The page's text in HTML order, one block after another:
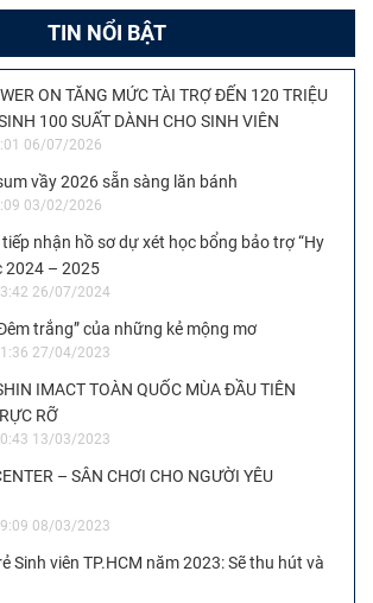
TIN NỔI BẬT
ON TĂNG MỨC TÀI TRỢ ĐẾN 120 TRIỆU
100 SUẤT DÀNH CHO SINH VIÊN
06/07/2026
vầy 2026 sẵn sàng lăn bánh
03/02/2026
nhận hồ sơ dự xét học bổng bảo trợ “Hy
2024 – 2025
26/07/2024
trắng” của những kẻ mộng mơ
27/04/2023
IMACT TOÀN QUỐC MÙA ĐẦU TIÊN
RỠ
13/03/2023
– SÂN CHƠI CHO NGƯỜI YÊU
08/03/2023
Sinh viên TP.HCM năm 2023: Sẽ thu hút và